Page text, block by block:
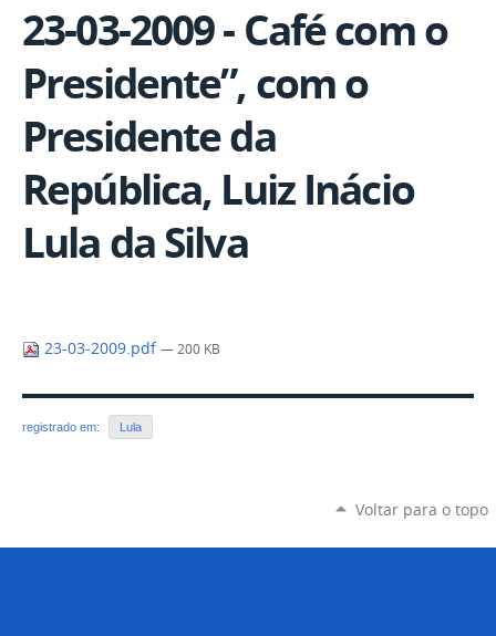
23-03-2009 - Café com o
Presidente”, com o
Presidente da
República, Luiz Inácio
Lula da Silva
23-03-2009.pdf — 200 KB
registrado em: Lula
Voltar para o topo